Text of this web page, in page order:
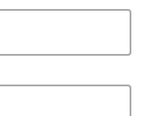
с программой